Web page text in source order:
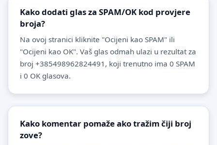
Kako dodati glas za SPAM/OK kod provjere
broja?
Na ovoj stranici kliknite "Ocijeni kao SPAM" ili
"Ocijeni kao OK". Vaš glas odmah ulazi u rezultat za
broj +385498962824491, koji trenutno ima 0 SPAM
i 0 OK glasova.
Kako komentar pomaže ako tražim čiji broj
zove?